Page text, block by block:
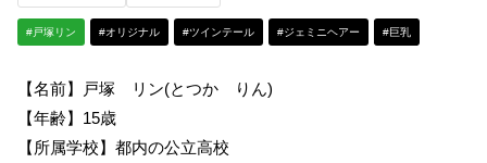
#戸塚リン #オリジナル #ツインテール #ジェミニヘアー #巨乳
【名前】戸塚 リン(とつか りん)
【年齢】15歳
【所属学校】都内の公立高校